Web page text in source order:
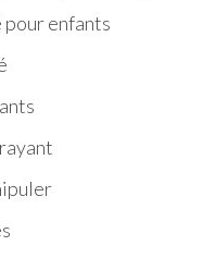
pour enfants